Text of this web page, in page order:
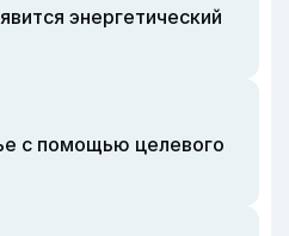
энергетический
с помощью целевого